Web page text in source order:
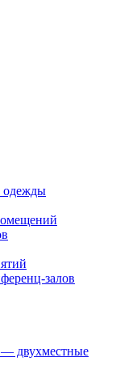
одежды
залов
двухместные